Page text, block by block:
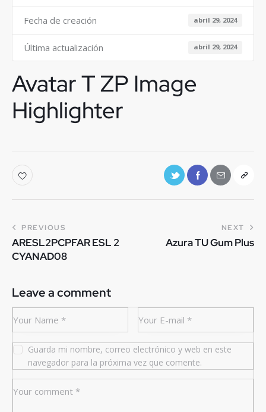
Fecha de creación abril 29, 2024
Última actualización abril 29, 2024
Avatar T ZP Image
Highlighter
PREVIOUS
ARESL2PCPFAR ESL 2
CYANAD08
NEXT
Azura TU Gum Plus
Leave a comment
Guarda mi nombre, correo electrónico y web en este
navegador para la próxima vez que comente.